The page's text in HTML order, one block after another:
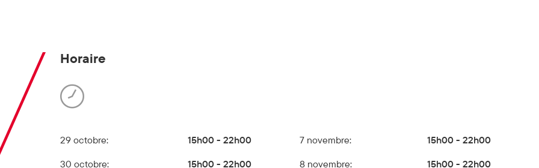
Horaire
29 octobre:
15h00 - 22h00
30 octobre:
15h00 - 22h00
7 novembre:
15h00 - 22h00
8 novembre:
15h00 - 22h00